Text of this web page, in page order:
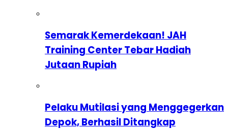
Semarak Kemerdekaan! JAH
Training Center Tebar Hadiah
Jutaan Rupiah
Pelaku Mutilasi yang Menggegerkan
Depok, Berhasil Ditangkap